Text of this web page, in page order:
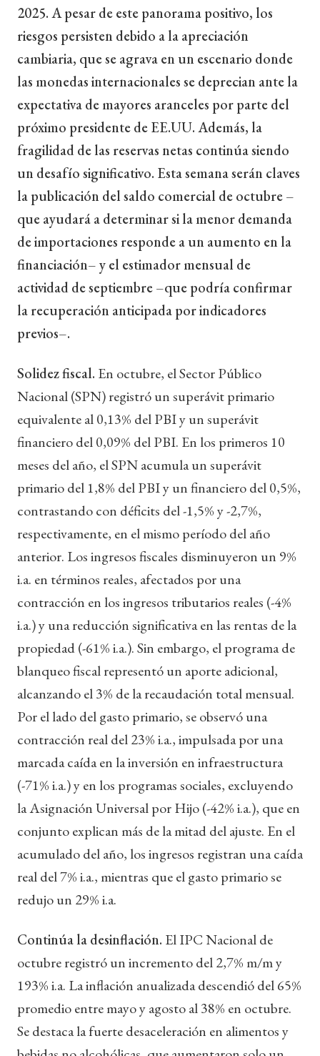
2025. A pesar de este panorama positivo, los
riesgos persisten debido a la apreciación
cambiaria, que se agrava en un escenario donde
las monedas internacionales se deprecian ante la
expectativa de mayores aranceles por parte del
próximo presidente de EE.UU. Además, la
fragilidad de las reservas netas continúa siendo
un desafío significativo. Esta semana serán claves
la publicación del saldo comercial de octubre –
que ayudará a determinar si la menor demanda
de importaciones responde a un aumento en la
financiación– y el estimador mensual de
actividad de septiembre –que podría confirmar
la recuperación anticipada por indicadores
previos–.
Solidez fiscal. En octubre, el Sector Público
Nacional (SPN) registró un superávit primario
equivalente al 0,13% del PBI y un superávit
financiero del 0,09% del PBI. En los primeros 10
meses del año, el SPN acumula un superávit
primario del 1,8% del PBI y un financiero del 0,5%,
contrastando con déficits del -1,5% y -2,7%,
respectivamente, en el mismo período del año
anterior. Los ingresos fiscales disminuyeron un 9%
i.a. en términos reales, afectados por una
contracción en los ingresos tributarios reales (-4%
i.a.) y una reducción significativa en las rentas de la
propiedad (-61% i.a.). Sin embargo, el programa de
blanqueo fiscal representó un aporte adicional,
alcanzando el 3% de la recaudación total mensual.
Por el lado del gasto primario, se observó una
contracción real del 23% i.a., impulsada por una
marcada caída en la inversión en infraestructura
(-71% i.a.) y en los programas sociales, excluyendo
la Asignación Universal por Hijo (-42% i.a.), que en
conjunto explican más de la mitad del ajuste. En el
acumulado del año, los ingresos registran una caída
real del 7% i.a., mientras que el gasto primario se
redujo un 29% i.a.
Continúa la desinflación. El IPC Nacional de
octubre registró un incremento del 2,7% m/m y
193% i.a. La inflación anualizada descendió del 65%
promedio entre mayo y agosto al 38% en octubre.
Se destaca la fuerte desaceleración en alimentos y